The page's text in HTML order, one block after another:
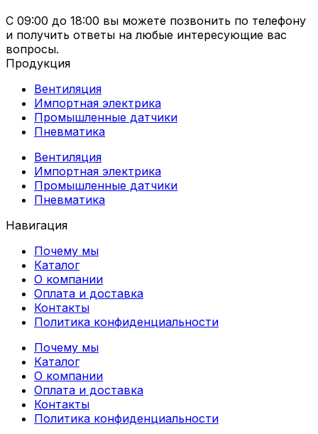
С 09:00 до 18:00 вы можете позвонить по телефону
и получить ответы на любые интересующие вас
вопросы.
Продукция
Вентиляция
Импортная электрика
Промышленные датчики
Пневматика
Вентиляция
Импортная электрика
Промышленные датчики
Пневматика
Навигация
Почему мы
Каталог
О компании
Оплата и доставка
Контакты
Политика конфиденциальности
Почему мы
Каталог
О компании
Оплата и доставка
Контакты
Политика конфиденциальности